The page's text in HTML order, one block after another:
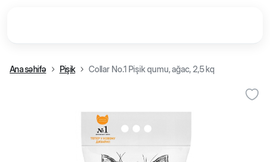
Ana səhifə Pişik Collar No.1 Pişik qumu, ağac, 2,5 kq